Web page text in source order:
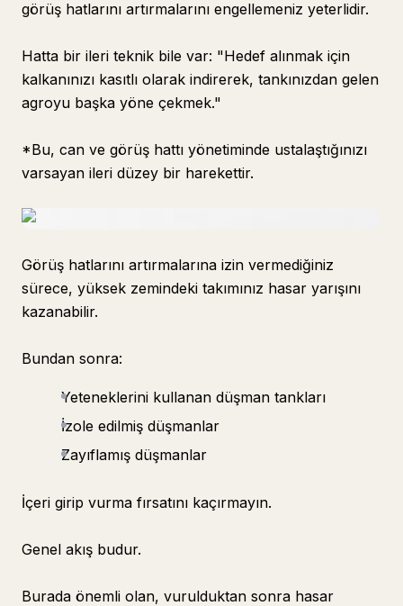
görüş hatlarını artırmalarını engellemeniz yeterlidir.
Hatta bir ileri teknik bile var: "Hedef alınmak için
kalkanınızı kasıtlı olarak indirerek, tankınızdan gelen
agroyu başka yöne çekmek."
*Bu, can ve görüş hattı yönetiminde ustalaştığınızı
varsayan ileri düzey bir harekettir.
Görüş hatlarını artırmalarına izin vermediğiniz
sürece, yüksek zemindeki takımınız hasar yarışını
kazanabilir.
Bundan sonra:
Yeteneklerini kullanan düşman tankları
İzole edilmiş düşmanlar
Zayıflamış düşmanlar
İçeri girip vurma fırsatını kaçırmayın.
Genel akış budur.
Burada önemli olan, vurulduktan sonra hasar